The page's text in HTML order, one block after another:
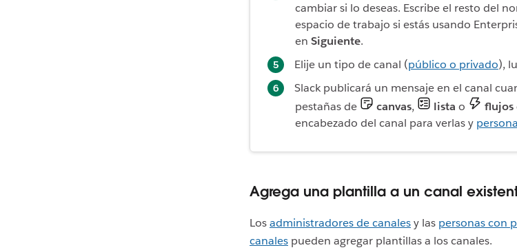
cambiar si lo deseas. Escribe el resto del
espacio de trabajo si estás usando
en Siguiente.
Elije un tipo de canal (público o privado),
Slack publicará un mensaje en el canal
pestañas de
canvas, lista o flujos
encabezado del canal para verlas y
Agrega una plantilla a un canal
Losadministradores de canalesy las personas con
canales pueden agregar plantillas a los canales.